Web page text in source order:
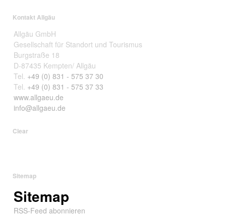
Kontakt Allgäu
Allgäu GmbH
Gesellschaft für Standort und Tourismus
Burgstraße 18
D-87435 Kempten/ Allgäu
Tel. +49 (0) 831 - 575 37 30
Tel. +49 (0) 831 - 575 37 33
www.allgaeu.de
info@allgaeu.de
Clear
Sitemap
Sitemap
RSS-Feed abonnieren